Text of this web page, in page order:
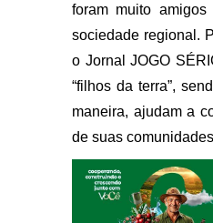
foram muito
sociedade regional.
o Jornal JOGO
“filhos da terra”,
maneira, ajudam a
de suas